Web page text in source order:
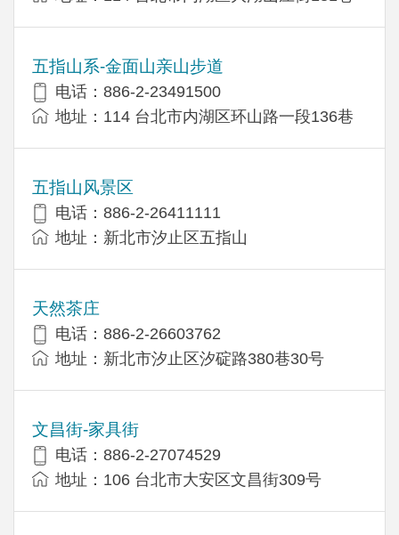
五指山系-金面山亲山步道
电话：886-2-23491500
地址：114 台北市内湖区环山路一段136巷
五指山风景区
电话：886-2-26411111
地址：新北市汐止区五指山
天然茶庄
电话：886-2-26603762
地址：新北市汐止区汐碇路380巷30号
文昌街-家具街
电话：886-2-27074529
地址：106 台北市大安区文昌街309号